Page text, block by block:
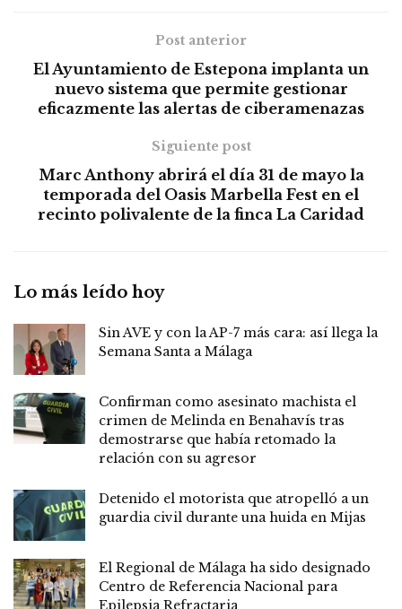
Post anterior
El Ayuntamiento de Estepona implanta un
nuevo sistema que permite gestionar
eficazmente las alertas de ciberamenazas
Siguiente post
Marc Anthony abrirá el día 31 de mayo la
temporada del Oasis Marbella Fest en el
recinto polivalente de la finca La Caridad
Lo más leído hoy
Sin AVE y con la AP-7 más cara: así llega la
Semana Santa a Málaga
Confirman como asesinato machista el
crimen de Melinda en Benahavís tras
demostrarse que había retomado la
relación con su agresor
Detenido el motorista que atropelló a un
guardia civil durante una huida en Mijas
El Regional de Málaga ha sido designado
Centro de Referencia Nacional para
Epilepsia Refractaria